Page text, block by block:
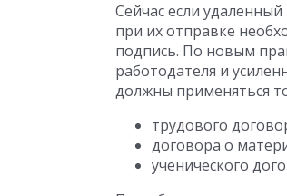
Сейчас если
при их отправке
подпись. По новым
работодателя и
должны применяться
трудового
договора о
ученического